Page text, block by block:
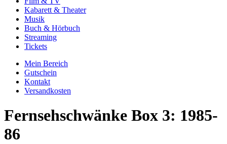
Kabarett & Theater
Musik
Buch & Hörbuch
Streaming
Tickets
Mein Bereich
Gutschein
Kontakt
Versandkosten
Fernsehschwänke Box 3: 1985-
86